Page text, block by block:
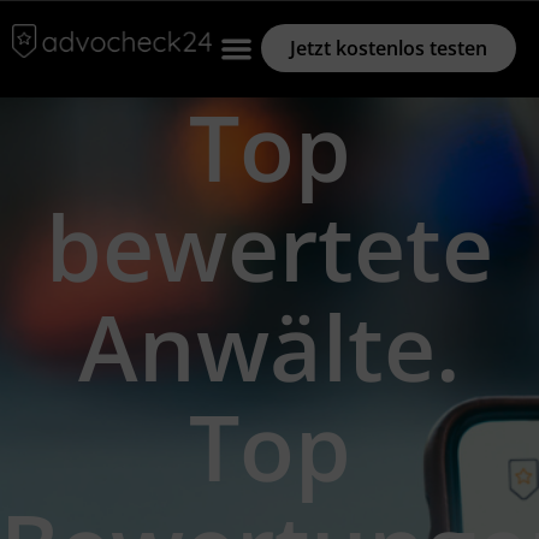
Jetzt kostenlos testen
Top
bewertete
Anwälte.
Top